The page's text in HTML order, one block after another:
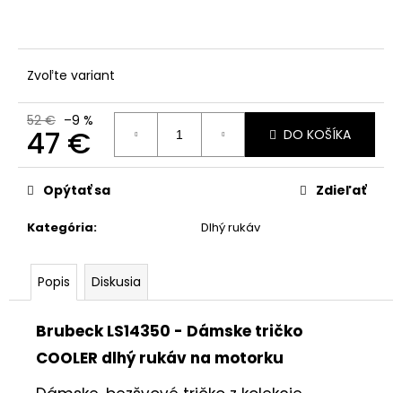
Zvoľte variant
52 € –9 %
47 €
Jednotková
cena:
DO KOŠÍKA
Kategória: Dlhý rukáv
Opýtať sa Zdieľať
Popis Diskusia
Brubeck LS14350 - Dámske tričko
COOLER dlhý rukáv na motorku